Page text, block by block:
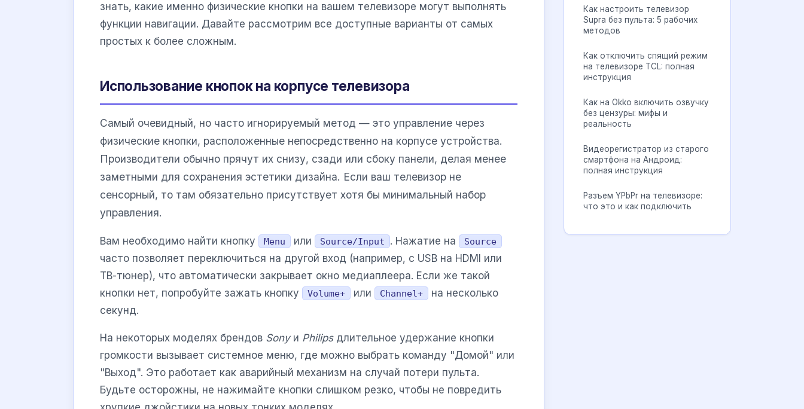
знать, какие именно физические кнопки на вашем телевизоре могут выполнять
функции навигации. Давайте рассмотрим все доступные варианты от самых
простых к более сложным.
Использование кнопок на корпусе телевизора
Самый очевидный, но часто игнорируемый метод — это управление через
физические кнопки, расположенные непосредственно на корпусе устройства.
Производители обычно прячут их снизу, сзади или сбоку панели, делая менее
заметными для сохранения эстетики дизайна. Если ваш телевизор не
сенсорный, то там обязательно присутствует хотя бы минимальный набор
управления.
Вам необходимо найти кнопку Menu или Source/Input . Нажатие на Source
часто позволяет переключиться на другой вход (например, с USB на HDMI или
ТВ-тюнер), что автоматически закрывает окно медиаплеера. Если же такой
кнопки нет, попробуйте зажать кнопку
Volume+ или Channel+
на несколько
секунд.
На некоторых моделях брендов Sonyи Philipsдлительное удержание кнопки
громкости вызывает системное меню, где можно выбрать команду "Домой" или
"Выход". Это работает как аварийный механизм на случай потери пульта.
Будьте осторожны, не нажимайте кнопки слишком резко, чтобы не повредить
Как настроить телевизор
Supra без пульта: 5 рабочих
методов
Как отключить спящий режим
на телевизоре TCL: полная
инструкция
Как на Okko включить озвучку
без цензуры: мифы и
реальность
Видеорегистратор из старого
смартфона на Андроид:
полная инструкция
Разъем YPbPr на телевизоре:
что это и как подключить